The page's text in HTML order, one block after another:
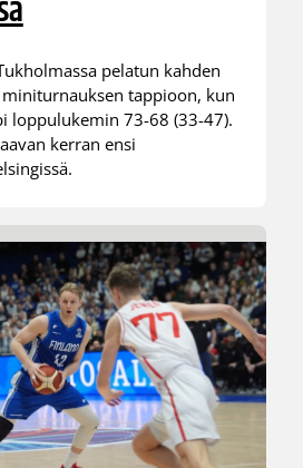
pelatun kahden
tappioon, kun
loppulukemin 73-68 (33-47).
kerran ensi